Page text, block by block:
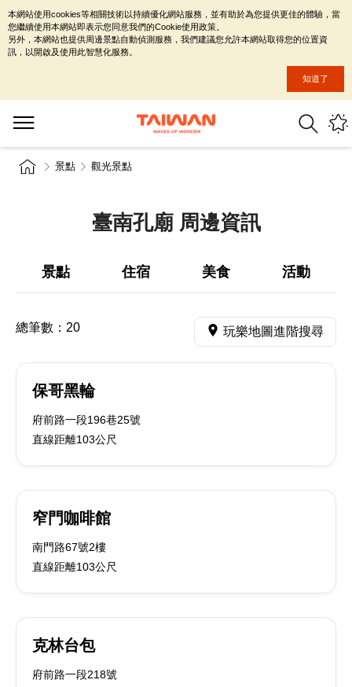
景點 觀光景點
臺南孔廟 周邊資訊
景點 住宿 美食 活動
總筆數： 20 玩樂地圖進階搜尋
保哥黑輪
府前路一段196巷25號
直線距離103公尺
窄門咖啡館
南門路67號2樓
直線距離103公尺
克林台包
府前路一段218號
本網站使用cookies等相關技術以持續優化網站服務，並有助於為您提供更佳的體驗，當
您繼續使用本網站即表示您同意我們的Cookie使用政策。
另外，本網站也提供周邊景點自動偵測服務，我們建議您允許本網站取得您的位置資
訊，以開啟及使用此智慧化服務。
知道了